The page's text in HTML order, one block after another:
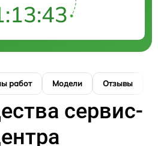
работ Модели Отзывы
сервис-